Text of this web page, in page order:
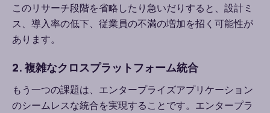
このリサーチ段階を省略したり急いだりすると、設計ミ
ス、導入率の低下、従業員の不満の増加を招く可能性が
あります。
2. 複雑なクロスプラットフォーム統合
もう一つの課題は、エンタープライズアプリケーション
のシームレスな統合を実現することです。エンタープラ